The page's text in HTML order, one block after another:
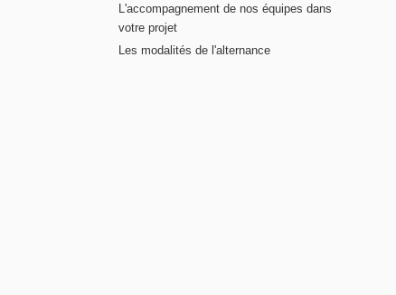
L'accompagnement de nos équipes dans
votre projet
Les modalités de l'alternance